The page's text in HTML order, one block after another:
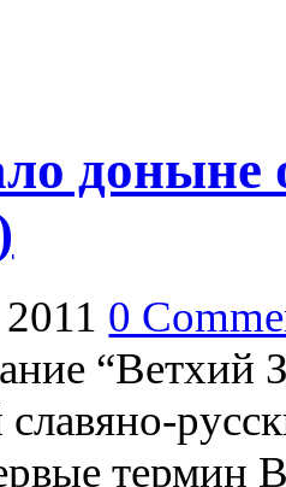
доныне
0
“Ветхий
термин